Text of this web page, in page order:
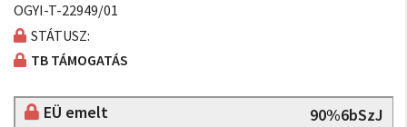
OGYI-T-22949/01
STÁTUSZ:
TB TÁMOGATÁS
EÜ emelt 90%6bSzJ